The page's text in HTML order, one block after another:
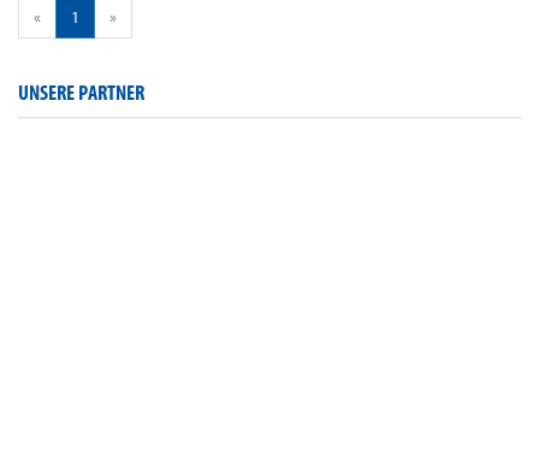
« 1 »
UNSERE PARTNER